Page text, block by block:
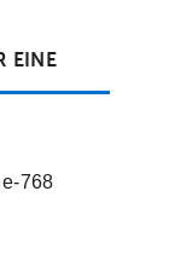
EINE